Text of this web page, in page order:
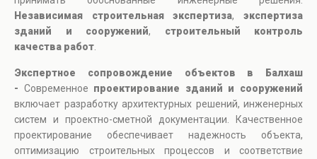
Независимая строительная экспертиза,экспертиза
зданий и сооружений, строительный контроль
качества работ
Экспертное сопровождение объектов в Балхаш
- Современное проектирование зданий и сооружений
включает разработку архитектурных решений, инженерных
систем и проектно-сметной документации. Качественное
проектирование обеспечивает надежность объекта,
оптимизацию строительных процессов и соответствие